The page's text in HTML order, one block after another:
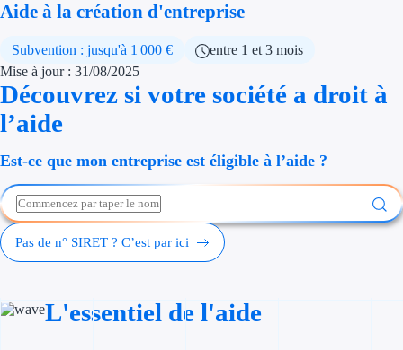
Économies
Création
Aide à la création d'entreprise
Subvention : jusqu'à 1 000 €
entre 1 et 3 mois
Mise à jour : 31/08/2025
Découvrez si votre société a droit à
l’aide
Est-ce que mon entreprise est éligible à l’aide ?
Pas de n° SIRET ? C’est par ici
L'essentiel de l'aide